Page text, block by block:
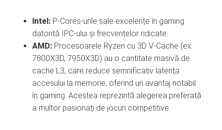
Intel: P-Cores-urile sale excelențe în gaming
datorită IPC-ului și frecvențelor ridicate.
AMD: Procesoarele Ryzen cu 3D V-Cache (ex:
7800X3D, 7950X3D) au o cantitate masivă de
cache L3, care reduce semnificativ latența
accesului la memorie, oferind un avantaj notabil
în gaming. Acestea reprezintă alegerea preferată
a multor pasionați de jocuri competitive.